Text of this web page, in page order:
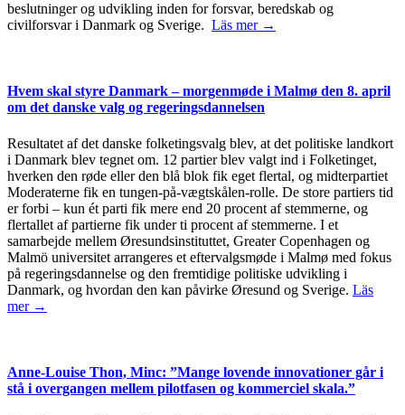
beslutninger og udvikling inden for forsvar, beredskab og
civilforsvar i Danmark og Sverige. Läs mer →
Hvem skal styre Danmark – morgenmøde i Malmø den 8. april
om det danske valg og regeringsdannelsen
Resultatet af det danske folketingsvalg blev, at det politiske landkort
i Danmark blev tegnet om. 12 partier blev valgt ind i Folketinget,
hverken den røde eller den blå blok fik eget flertal, og midterpartiet
Moderaterne fik en tungen-på-vægtskålen-rolle. De store partiers tid
er forbi – kun ét parti fik mere end 20 procent af stemmerne, og
flertallet af partierne fik under ti procent af stemmerne. I et
samarbejde mellem Øresundsinstituttet, Greater Copenhagen og
Malmö universitet arrangeres et eftervalgsmøde i Malmø med fokus
på regeringsdannelse og den fremtidige politiske udvikling i
Danmark, og hvordan den kan påvirke Øresund og Sverige. Läs
mer →
Anne-Louise Thon, Minc: ”Mange lovende innovationer går i
stå i overgangen mellem pilotfasen og kommerciel skala.”